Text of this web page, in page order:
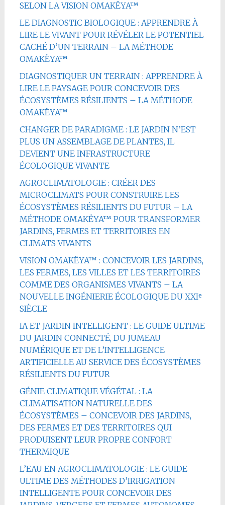
SELON LA VISION OMAKËYA™
LE DIAGNOSTIC BIOLOGIQUE : APPRENDRE À
LIRE LE VIVANT POUR RÉVÉLER LE POTENTIEL
CACHÉ D’UN TERRAIN – LA MÉTHODE
OMAKËYA™
DIAGNOSTIQUER UN TERRAIN : APPRENDRE À
LIRE LE PAYSAGE POUR CONCEVOIR DES
ÉCOSYSTÈMES RÉSILIENTS – LA MÉTHODE
OMAKËYA™
CHANGER DE PARADIGME : LE JARDIN N’EST
PLUS UN ASSEMBLAGE DE PLANTES, IL
DEVIENT UNE INFRASTRUCTURE
ÉCOLOGIQUE VIVANTE
AGROCLIMATOLOGIE : CRÉER DES
MICROCLIMATS POUR CONSTRUIRE LES
ÉCOSYSTÈMES RÉSILIENTS DU FUTUR – LA
MÉTHODE OMAKËYA™ POUR TRANSFORMER
JARDINS, FERMES ET TERRITOIRES EN
CLIMATS VIVANTS
VISION OMAKËYA™ : CONCEVOIR LES JARDINS,
LES FERMES, LES VILLES ET LES TERRITOIRES
COMME DES ORGANISMES VIVANTS – LA
NOUVELLE INGÉNIERIE ÉCOLOGIQUE DU XXIᵉ
SIÈCLE
IA ET JARDIN INTELLIGENT : LE GUIDE ULTIME
DU JARDIN CONNECTÉ, DU JUMEAU
NUMÉRIQUE ET DE L’INTELLIGENCE
ARTIFICIELLE AU SERVICE DES ÉCOSYSTÈMES
RÉSILIENTS DU FUTUR
GÉNIE CLIMATIQUE VÉGÉTAL : LA
CLIMATISATION NATURELLE DES
ÉCOSYSTÈMES – CONCEVOIR DES JARDINS,
DES FERMES ET DES TERRITOIRES QUI
PRODUISENT LEUR PROPRE CONFORT
THERMIQUE
L’EAU EN AGROCLIMATOLOGIE : LE GUIDE
ULTIME DES MÉTHODES D’IRRIGATION
INTELLIGENTE POUR CONCEVOIR DES